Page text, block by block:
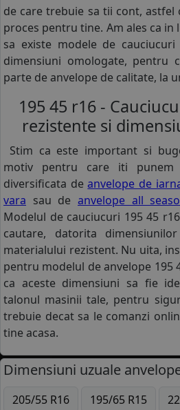
de care trebuie sa tii cont, astfel
proces pentru tine. Am ales ca
sa existe modele de
dimensiuni omologate, pentru
parte de anvelope de calitate, la
195 45 r16 -
rezistente si
Stim ca este important si
motiv pentru care iti
diversificata deanvelope de
vara sau de anvelope all
Modelul de cauciucuri 195 45
cautare, datorita
materialului rezistent. Nu uita,
pentru modelul de anvelope 195
ca aceste dimensiuni sa fie
talonul masinii tale, pentru
trebuie decat sa le comanzi
tine acasa.
Dimensiuni uzuale
205/55 R16 195/65 R15